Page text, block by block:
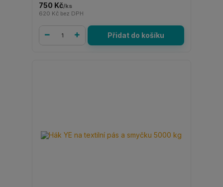
750 Kč/ks
620 Kč bez DPH
Přidat do košíku